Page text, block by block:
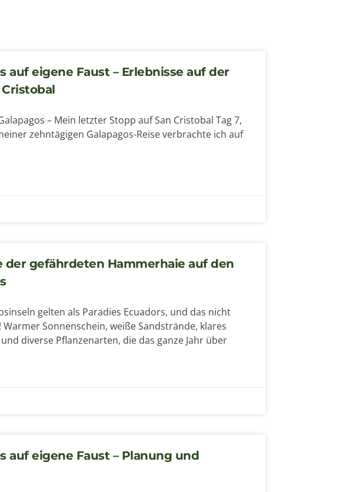
auf eigene Faust – Erlebnisse auf der
– Mein letzter Stopp auf San Cristobal Tag 7,
zehntägigen Galapagos-Reise verbrachte ich auf
der gefährdeten Hammerhaie auf den
gelten als Paradies Ecuadors, und das nicht
Sonnenschein, weiße Sandstrände, klares
diverse Pflanzenarten, die das ganze Jahr über
auf eigene Faust – Planung und